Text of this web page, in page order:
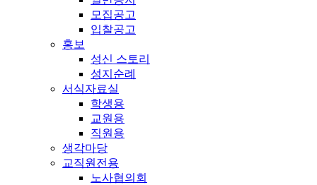
모집공고
입찰공고
홍보
성신 스토리
성지순례
서식자료실
학생용
교원용
직원용
생각마당
교직원전용
노사협의회